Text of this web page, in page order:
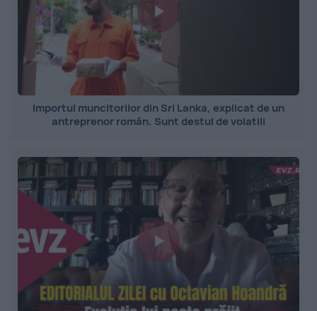
Importul muncitorilor din Sri Lanka, explicat de un
antreprenor român. Sunt destul de volatili